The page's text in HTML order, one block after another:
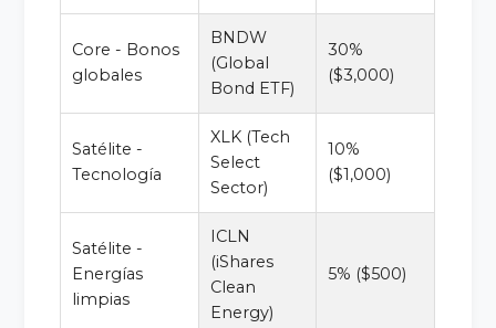
Core - Bonos
globales
BNDW
(Global
Bond ETF)
30%
($3,000)
Satélite -
Tecnología
XLK (Tech
Select
Sector)
10%
($1,000)
Satélite -
Energías
limpias
ICLN
(iShares
Clean
Energy)
5% ($500)